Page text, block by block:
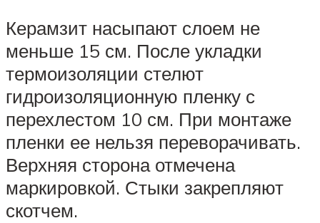
Керамзит насыпают слоем не
меньше 15 см. После укладки
термоизоляции стелют
гидроизоляционную пленку с
перехлестом 10 см. При монтаже
пленки ее нельзя переворачивать.
Верхняя сторона отмечена
маркировкой. Стыки закрепляют
скотчем.